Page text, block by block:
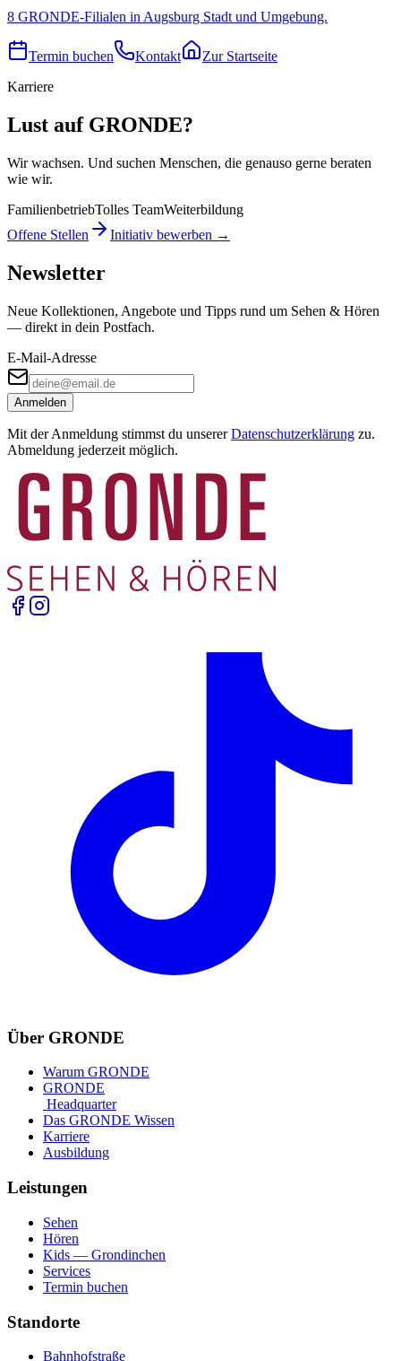
8 GRONDE-Filialen in Augsburg Stadt und Umgebung.
Termin buchen Kontakt
Zur Startseite
Karriere
Lust auf GRONDE?
Wir wachsen. Und suchen Menschen, die genauso gerne beraten
wie wir.
FamilienbetriebTolles TeamWeiterbildung
Offene Stellen
Initiativ bewerben →
Newsletter
Neue Kollektionen, Angebote und Tipps rund um Sehen & Hören
— direkt in dein Postfach.
E-Mail-Adresse
Anmelden
Mit der Anmeldung stimmst du unserer Datenschutzerklärung zu.
Abmeldung jederzeit möglich.
Über GRONDE
Warum GRONDE
GRONDE
Headquarter
Das GRONDE Wissen
Karriere
Ausbildung
Leistungen
Sehen
Hören
Kids — Grondinchen
Services
Termin buchen
Standorte
Bahnhofstraße